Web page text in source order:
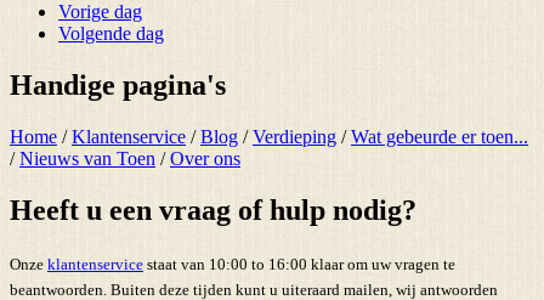
Vorige dag
Volgende dag
Handige pagina's
Home /Klantenservice /Blog /Verdieping /Wat gebeurde er toen...
/Nieuws van Toen /Over ons
Heeft u een vraag of hulp nodig?
Onze klantenservice staat van 10:00 to 16:00 klaar om uw vragen te
beantwoorden. Buiten deze tijden kunt u uiteraard mailen, wij antwoorden